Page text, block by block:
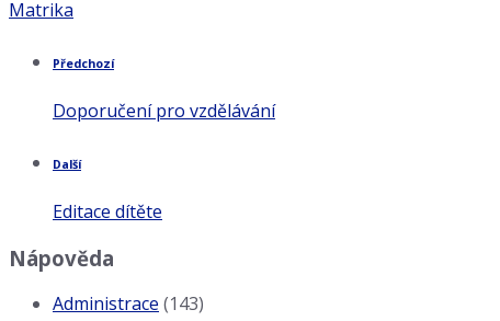
Kategorie:
Matrika
Předchozí
Doporučení pro vzdělávání
Další
Editace dítěte
Nápověda
Administrace (143)